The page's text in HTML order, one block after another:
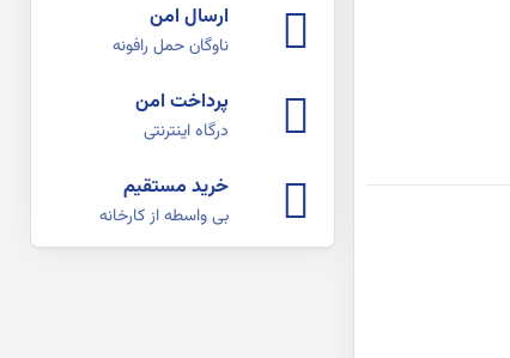
ارسال امن
ناوگان حمل رافونه
پرداخت امن
درگاه اینترنتی
خرید مستقیم
بی واسطه از کارخانه